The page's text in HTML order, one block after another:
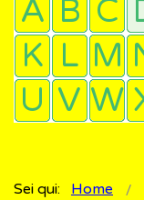
Sei qui: Home